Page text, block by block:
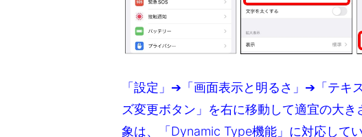
「設定」➔「画面表示と明るさ」➔「テキ
ズ変更ボタン」を右に移動して適宜の大
象は、「Dynamic Type機能」に対応して